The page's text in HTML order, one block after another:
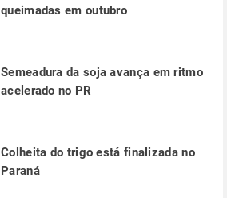
queimadas em outubro
Semeadura da soja avança em ritmo
acelerado no PR
Colheita do trigo está finalizada no
Paraná